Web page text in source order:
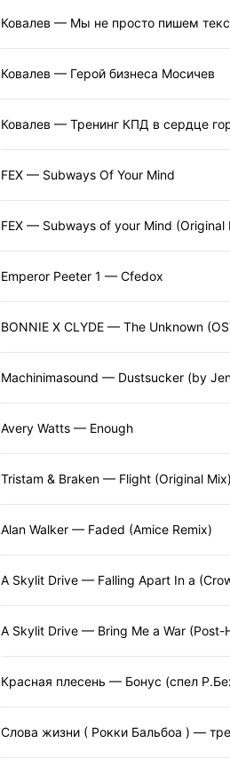
Ковалев — Мы не просто пишем
Ковалев — Герой бизнеса Мосичев
Ковалев — Тренинг КПД в сердце
FEX — Subways Of Your Mind
FEX — Subways of your Mind (Original
Emperor Peeter 1 — Cfedox
BONNIE X CLYDE — The Unknown
Machinimasound — Dustsucker (by
Avery Watts — Enough
Tristam & Braken — Flight (Original
Alan Walker — Faded (Amice Remix)
A Skylit Drive — Falling Apart In a
A Skylit Drive — Bring Me a War (Post-
Красная плесень — Бонус (спел
Слова жизни ( Рокки Бальбоа ) —